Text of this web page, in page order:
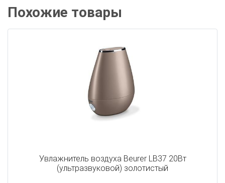
Похожие товары
Увлажнитель воздуха Beurer LB37 20Вт
(ультразвуковой) золотистый